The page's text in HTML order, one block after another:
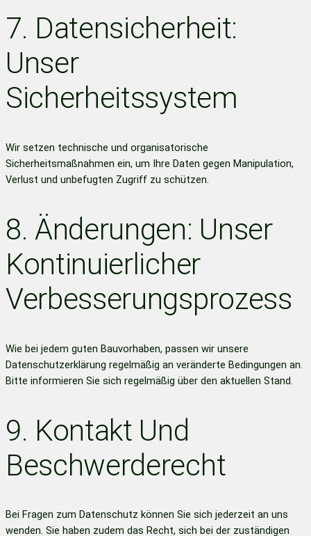
7. Datensicherheit:
Unser
Sicherheitssystem
Wir setzen technische und organisatorische
Sicherheitsmaßnahmen ein, um Ihre Daten gegen Manipulation,
Verlust und unbefugten Zugriff zu schützen.
8. Änderungen: Unser
Kontinuierlicher
Verbesserungsprozess
Wie bei jedem guten Bauvorhaben, passen wir unsere
Datenschutzerklärung regelmäßig an veränderte Bedingungen an.
Bitte informieren Sie sich regelmäßig über den aktuellen Stand.
9. Kontakt Und
Beschwerderecht
Bei Fragen zum Datenschutz können Sie sich jederzeit an uns
wenden. Sie haben zudem das Recht, sich bei der zuständigen